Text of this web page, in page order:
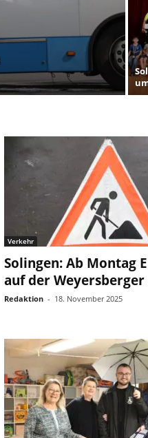
Verkehr
Solingen: Ab Montag
auf der
Redaktion - 18. November 2025